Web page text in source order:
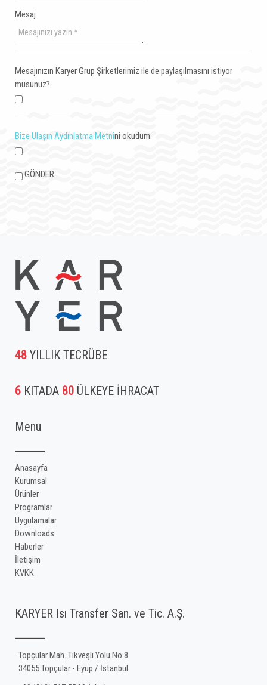
Mesaj
Mesajınızın Karyer Grup Şirketlerimiz ile de paylaşılmasını istiyor
musunuz?
Bize Ulaşın Aydınlatma Metnini okudum.
GÖNDER
48 YILLIK TECRÜBE
6 KITADA 80 ÜLKEYE İHRACAT
Menu
Anasayfa
Kurumsal
Ürünler
Programlar
Uygulamalar
Downloads
Haberler
İletişim
KVKK
KARYER Isı Transfer San. ve Tic. A.Ş.
Topçular Mah. Tikveşli Yolu No:8
34055 Topçular - Eyüp / İstanbul